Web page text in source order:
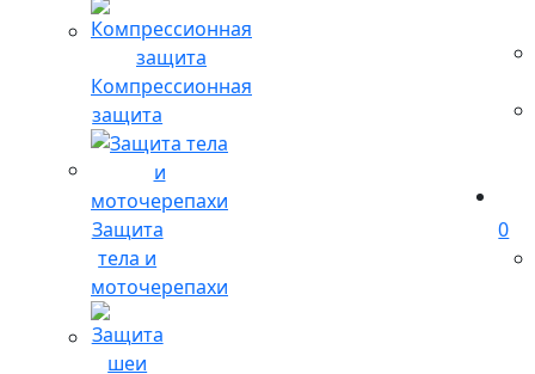
Компрессионная
защита
Защита
тела и
моточерепахи
0